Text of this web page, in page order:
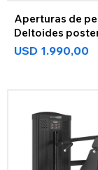
Aperturas de
Deltoides
USD 1.990,00